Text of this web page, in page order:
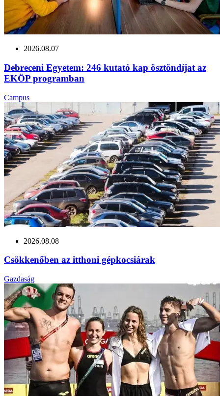
2026.08.07
Debreceni Egyetem: 246 kutató kap ösztöndíjat az
EKÖP programban
Campus
2026.08.08
Csökkenőben az itthoni gépkocsiárak
Gazdaság